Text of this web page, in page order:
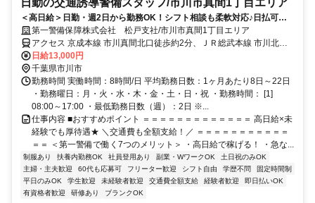
日勤の交通誘導警備スタッフ/市川市真間1丁目エリア
＜高日給＞日勤・週2日から勤務OK！シフト相談も柔軟対応♪日払可◎
未経験歓迎★
第一警備保障株式会社 松戸支社/市川市真間1丁目エリア
アクセス 京成本線 市川真間北口徒歩約2分、ＪＲ総武本線 市川北口
徒歩約11分、京成本線 菅野南口徒歩約11分 直行直帰OK＊交通費全
額支給＊
日給13,000円
千葉県市川市
勤務時間 実働時間：8時間/日 平均勤務日数：1ヶ月あたり8日～22日
・勤務曜日：月・火・水・木・金・土・日・祝 ・勤務時間： [1]
08:00～17:00 ・最低勤務日数（週）：2日 ※...
仕事内容 ■おすすめポイント ＝＝＝＝＝＝＝＝＝＝＝＝＝ 高日給×未
経験でも厚待遇★ ＼交通費も全額支給！／ ＝＝＝＝＝＝＝＝＝＝＝
＝＝ ＜第一警備で働く7つのメリット＞ ・高日給で稼げる！ ・急な...
制服あり 扶養内勤務OK 社員登用あり 副業・WワークOK
土日祝のみOK
主婦・主夫歓迎
60代も応募可 フリーター歓迎 シフト自由 学歴不問
固定時間制
平日のみOK
学生歓迎 未経験者歓迎 交通費全額支給 経験者歓迎
即日払いOK
有資格者歓迎
研修あり ブランクOK